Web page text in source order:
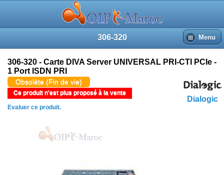
306-320 Menu
Dialogic
306-320 - Carte DIVA Server UNIVERSAL PRI-CTI PCIe -
1 Port ISDN PRI
Obsolète (Fin de vie)
Ce produit n'est plus proposé à la vente
Evaluer ce produit.